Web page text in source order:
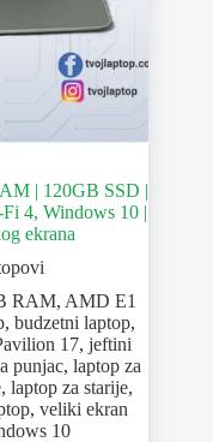
| 120GB SSD |
4, Windows 10 |
ekrana
RAM, AMD E1
, budzetni laptop,
17, jeftini
punjac,laptop za
,laptop za starije,
,veliki ekran
10